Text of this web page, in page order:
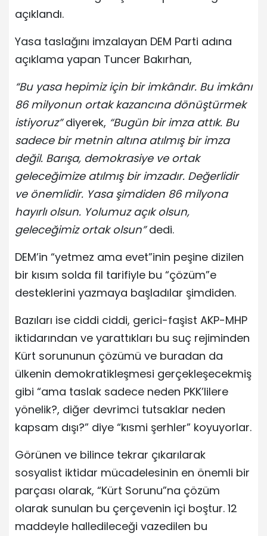
açıklandı.
Yasa taslağını imzalayan DEM Parti adına
açıklama yapan Tuncer Bakırhan,
“Bu yasa hepimiz için bir imkândır. Bu imkânı
86 milyonun ortak kazancına dönüştürmek
istiyoruz”diyerek, “Bugün bir imza attık. Bu
sadece bir metnin altına atılmış bir imza
değil. Barışa, demokrasiye ve ortak
geleceğimize atılmış bir imzadır. Değerlidir
ve önemlidir. Yasa şimdiden 86 milyona
hayırlı olsun. Yolumuz açık olsun,
geleceğimiz ortak olsun”dedi.
DEM’in “yetmez ama evet”inin peşine dizilen
bir kısım solda fil tarifiyle bu “çözüm”e
desteklerini yazmaya başladılar şimdiden.
Bazıları ise ciddi ciddi, gerici-faşist AKP-MHP
iktidarından ve yarattıkları bu suç rejiminden
Kürt sorununun çözümü ve buradan da
ülkenin demokratikleşmesi gerçekleşecekmiş
gibi “ama taslak sadece neden PKK’lilere
yönelik?, diğer devrimci tutsaklar neden
kapsam dışı?” diye “kısmi şerhler” koyuyorlar.
Görünen ve bilince tekrar çıkarılarak
sosyalist iktidar mücadelesinin en önemli bir
parçası olarak, “Kürt Sorunu”na çözüm
olarak sunulan bu çerçevenin içi boştur. 12
maddeyle halledileceği vazedilen bu